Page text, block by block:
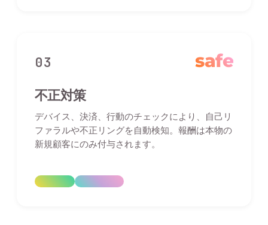
03 safe
不正対策
デバイス、決済、行動のチェックにより、自己リ
ファラルや不正リングを自動検知。報酬は本物の
新規顧客にのみ付与されます。